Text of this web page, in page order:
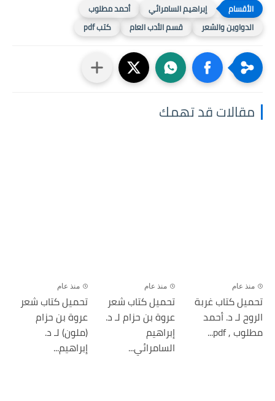
إبراهيم السامرائي
أحمد مطلوب
الدواوين والشعر
قسم الأدب العام كتب pdf
مقالات قد تهمك
منذ عام
تحميل كتاب غربة
الروح لـ د. أحمد
مطلوب , pdf...
منذ عام
تحميل كتاب شعر
عروة بن حزام لـ د.
إبراهيم
السامرائي...
منذ عام
تحميل كتاب شعر
عروة بن حزام
(ملون) لـ د.
إبراهيم...